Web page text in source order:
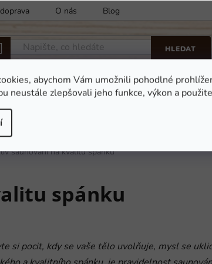
abychom Vám umožnili pohodlné
neustále zlepšovali jeho funkce, výkon a
O nás Blog
HLEDAT
sauny
saunování na kvalitu spánku
spánku
si pocit, kdy se vaše tělo uvolňuje, mysl se